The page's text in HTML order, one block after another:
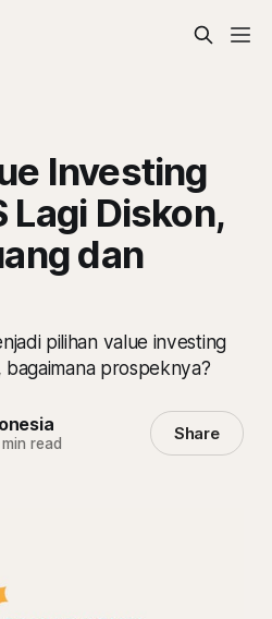
Investing
Lagi Diskon,
dan
pilihan value investing
prospeknya?
read Share